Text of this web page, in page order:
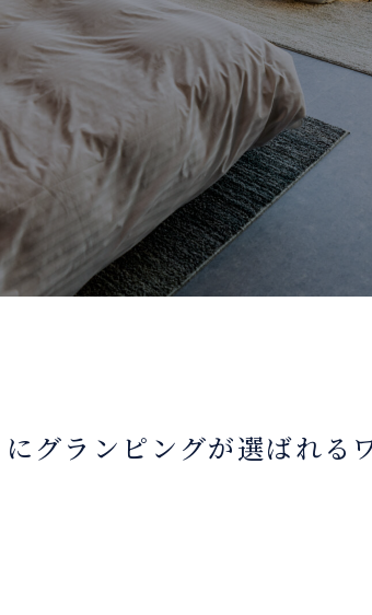
グランピングが選ばれる